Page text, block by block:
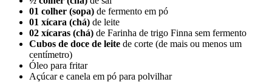
01 colher (sopa) de fermento em pó
01 xícara (chá) de leite
02 xícaras (chá) de Farinha de trigo Finna sem fermento
Cubos de doce de leite de corte (de mais ou menos um
centímetro)
Óleo para fritar
Açúcar e canela em pó para polvilhar